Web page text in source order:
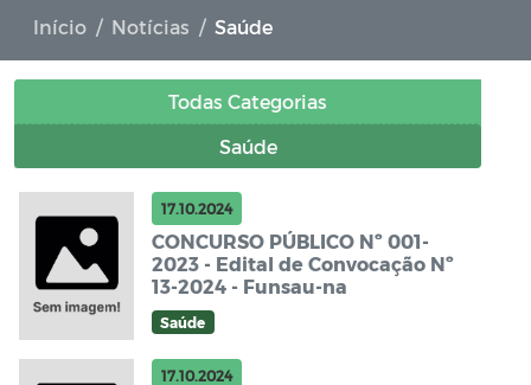
Início Notícias Saúde
Todas Categorias
Saúde
17.10.2024
CONCURSO PÚBLICO Nº 001-
2023 - Edital de Convocação Nº
13-2024 - Funsau-na
Saúde
17.10.2024